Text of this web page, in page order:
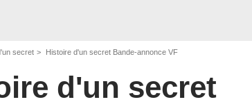
secret Histoire d'un secret Bande-annonce VF
d'un secret